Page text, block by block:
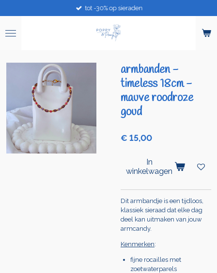
direct
de
tot -30% op sieraden
armbanden -
timeless 18cm -
mauve roodroze
goud
€ 15,00
In
winkelwagen
Dit armbandje is een tijdloos,
klassiek sieraad dat elke dag
deel kan uitmaken van jouw
armcandy.
Kenmerken:
fijne rocailles met
zoetwaterparels